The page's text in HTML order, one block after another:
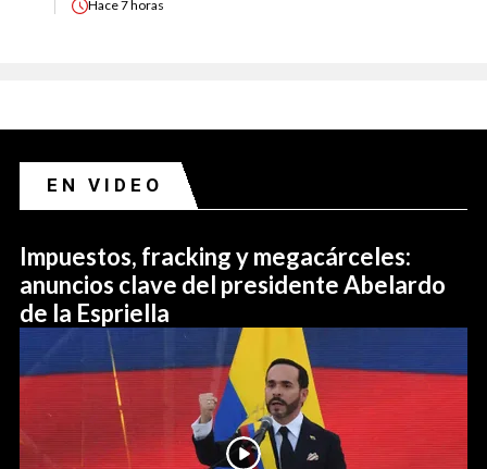
Hace7 horas
EN VIDEO
Impuestos, fracking y megacárceles:
anuncios clave del presidente Abelardo
de la Espriella